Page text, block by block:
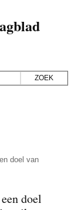
doel van
doel